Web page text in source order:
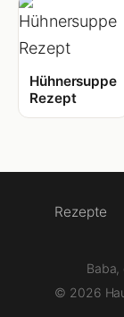
Hühnersuppe
Rezept
Rezepte
Baba,
© 2026